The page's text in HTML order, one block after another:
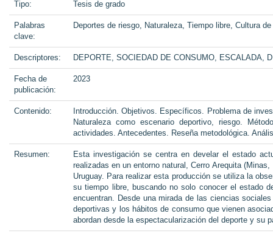
Tipo: Tesis de grado
Palabras
clave:
Deportes de riesgo, Naturaleza, Tiempo libre, Cultura
Descriptores: DEPORTE, SOCIEDAD DE CONSUMO, ESCALADA,
Fecha de
publicación:
2023
Contenido:
Introducción. Objetivos. Específicos. Problema de
Naturaleza como escenario deportivo, riesgo.
actividades. Antecedentes. Reseña metodológica.
Resumen:
Esta investigación se centra en develar el estado
realizadas en un entorno natural, Cerro Arequita
Uruguay. Para realizar esta producción se utiliza la
su tiempo libre, buscando no solo conocer el estado
encuentran. Desde una mirada de las ciencias
deportivas y los hábitos de consumo que vienen
abordan desde la espectacularización del deporte y su